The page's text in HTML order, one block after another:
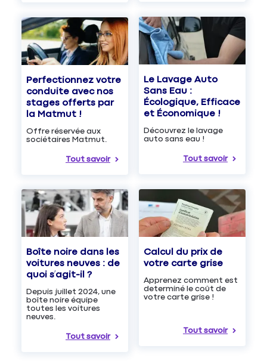
Perfectionnez votre
conduite avec nos
stages offerts par
la Matmut !
Offre réservée aux
sociétaires Matmut.
Tout savoir
Le Lavage Auto
Sans Eau :
Écologique, Efficace
et Économique !
Découvrez le lavage
auto sans eau !
Tout savoir
Boîte noire dans les
voitures neuves : de
quoi s’agit-il ?
Depuis juillet 2024, une
boîte noire équipe
toutes les voitures
neuves.
Tout savoir
Calcul du prix de
votre carte grise
Apprenez comment est
determiné le coût de
votre carte grise !
Tout savoir